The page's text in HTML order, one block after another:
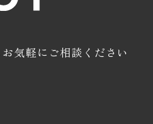
お気軽にご相談ください